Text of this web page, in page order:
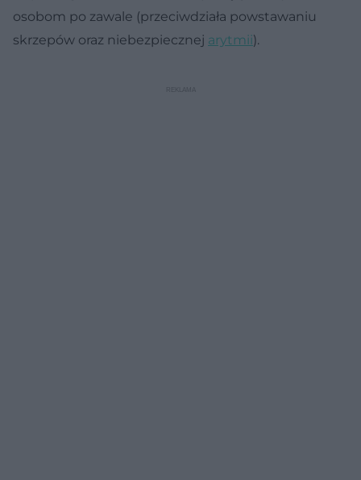
osobom po zawale (przeciwdziała powstawaniu
skrzepów oraz niebezpiecznej arytmii).